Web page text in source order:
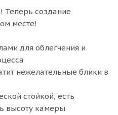
Теперь создание
месте!
для облегчения и
нежелательные блики в
стойкой, есть
высоту камеры